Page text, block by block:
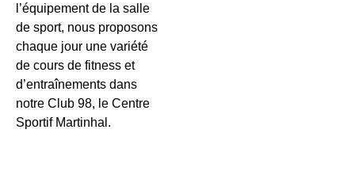
l’équipement de la salle
de sport, nous proposons
chaque jour une variété
de cours de fitness et
d’entraînements dans
notre Club 98, le Centre
Sportif Martinhal.